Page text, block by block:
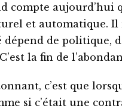
compte aujourd’hui
et automatique. Il
de politique,
la fin de
c’est que
si c’était une